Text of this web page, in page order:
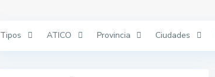
Tipos ATICO Provincia Ciudades
15